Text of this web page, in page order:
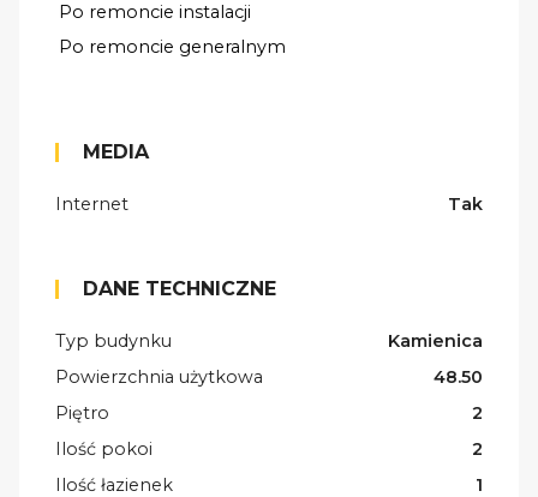
Po remoncie instalacji
Po remoncie generalnym
MEDIA
Internet Tak
DANE TECHNICZNE
Typ budynku
Kamienica
Powierzchnia użytkowa
48.50
Piętro
2
Ilość pokoi
2
Ilość łazienek
1